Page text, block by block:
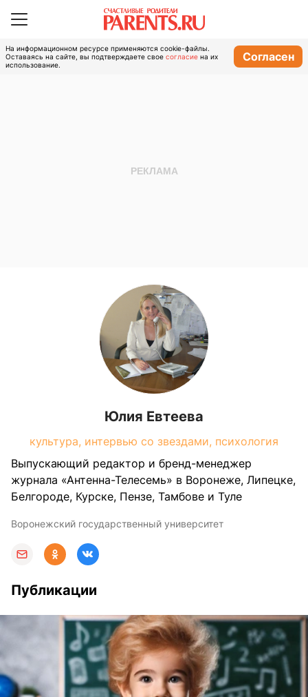
На информационном ресурсе применяются cookie-файлы.
Оставаясь на сайте, вы подтверждаете свое согласие на их
использование.
Согласен
Юлия Евтеева
культура, интервью со звездами, психология
Выпускающий редактор и бренд-менеджер
журнала «Антенна-Телесемь» в Воронеже, Липецке,
Белгороде, Курске, Пензе, Тамбове и Туле
Воронежский государственный университет
Публикации